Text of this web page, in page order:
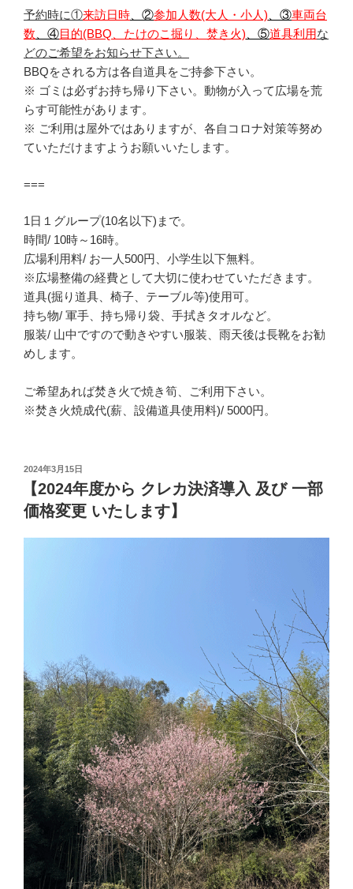
予約時に①来訪日時 、②参加人数(大人・小人) 、③車両台
数 、④目的(BBQ、たけのこ掘り、焚き火) 、⑤道具利用な
どのご希望をお知らせ下さい。
BBQをされる方は各自道具をご持参下さい。
※ ゴミは必ずお持ち帰り下さい。動物が入って広場を荒
らす可能性があります。
※ ご利用は屋外ではありますが、各自コロナ対策等努め
ていただけますようお願いいたします。
===
1日１グループ(10名以下)まで。
時間/ 10時～16時。
広場利用料/ お一人500円、小学生以下無料。
※広場整備の経費として大切に使わせていただきます。
道具(掘り道具、椅子、テーブル等)使用可。
持ち物/ 軍手、持ち帰り袋、手拭きタオルなど。
服装/ 山中ですので動きやすい服装、雨天後は長靴をお勧
めします。
ご希望あれば焚き火で焼き筍、ご利用下さい。
※焚き火焼成代(薪、設備道具使用料)/ 5000円。
投
日:
2024年3月15日
【2024年度から クレカ決済導入 及び 一部
価格変更 いたします】